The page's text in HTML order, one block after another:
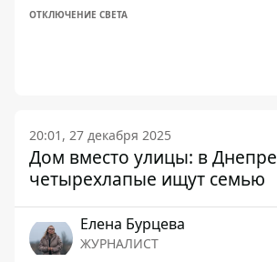
ОТКЛЮЧЕНИЕ СВЕТА
20:01, 27 декабря 2025
Дом вместо улицы: в Днепре
четырехлапые ищут семью
Елена Бурцева
ЖУРНАЛИСТ